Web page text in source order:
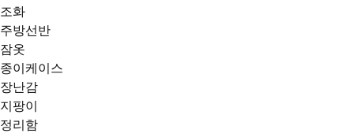
조화
주방선반
잠옷
종이케이스
장난감
지팡이
정리함